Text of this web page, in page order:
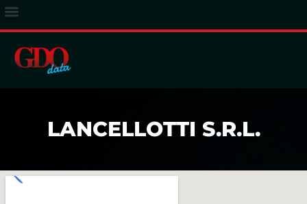
LANCELLOTTI S.R.L.